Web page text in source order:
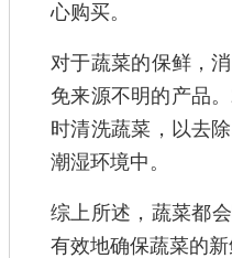
心购买。
对于蔬菜的保鲜，
免来源不明的产品
时清洗蔬菜，以去
潮湿环境中。
综上所述，蔬菜都
有效地确保蔬菜的新